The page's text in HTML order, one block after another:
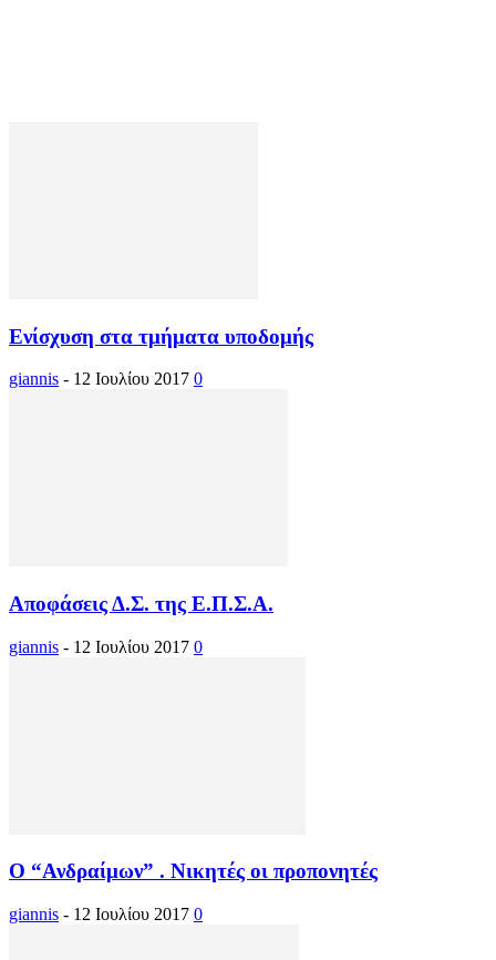
Ενίσχυση στα τμήματα υποδομής
giannis - 12 Ιουλίου 2017 0
Αποφάσεις Δ.Σ. της Ε.Π.Σ.Α.
giannis - 12 Ιουλίου 2017 0
Ο “Ανδραίμων” . Νικητές οι προπονητές
giannis - 12 Ιουλίου 2017 0